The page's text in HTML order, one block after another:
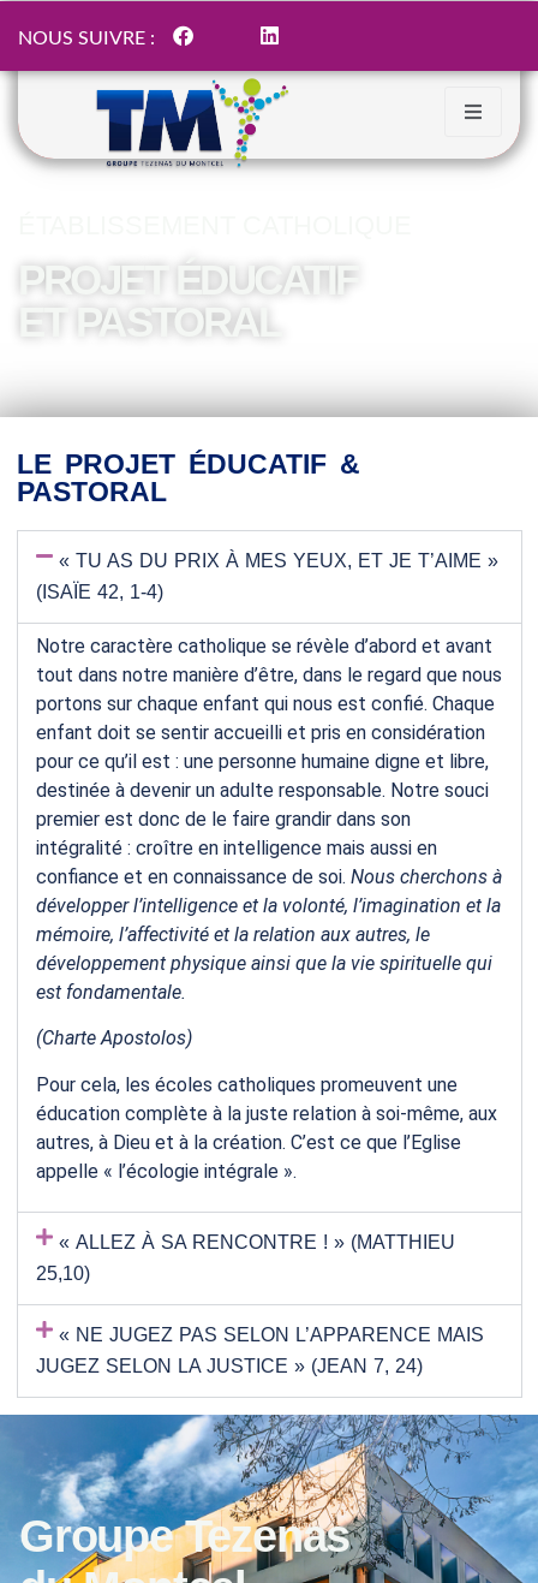
NOUS SUIVRE :
PROJET ÉDUCATIF
ET PASTORAL
LE PROJET ÉDUCATIF &
PASTORAL
« TU AS DU PRIX À MES YEUX, ET JE T’AIME »
(ISAÏE 42, 1-4)
Notre caractère catholique se révèle d’abord et avant
tout dans notre manière d’être, dans le regard que nous
portons sur chaque enfant qui nous est confié. Chaque
enfant doit se sentir accueilli et pris en considération
pour ce qu’il est : une personne humaine digne et libre,
destinée à devenir un adulte responsable. Notre souci
premier est donc de le faire grandir dans son
intégralité : croître en intelligence mais aussi en
confiance et en connaissance de soi. Nous cherchons à
développer l’intelligence et la volonté, l’imagination et la
mémoire, l’affectivité et la relation aux autres, le
développement physique ainsi que la vie spirituelle qui
est fondamentale.
(Charte Apostolos)
Pour cela, les écoles catholiques promeuvent une
éducation complète à la juste relation à soi-même, aux
autres, à Dieu et à la création. C’est ce que l’Eglise
appelle « l’écologie intégrale ».
« ALLEZ À SA RENCONTRE ! » (MATTHIEU
25,10)
« NE JUGEZ PAS SELON L’APPARENCE MAIS
JUGEZ SELON LA JUSTICE » (JEAN 7, 24)
Groupe Tezenas